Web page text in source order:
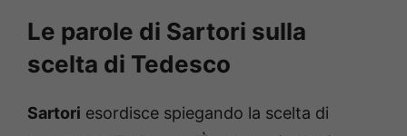
Le parole di Sartori sulla
scelta di Tedesco
Sartori esordisce spiegando la scelta di